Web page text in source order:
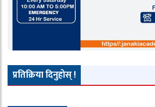
प्रतिक्रिया दिनुहोस् !